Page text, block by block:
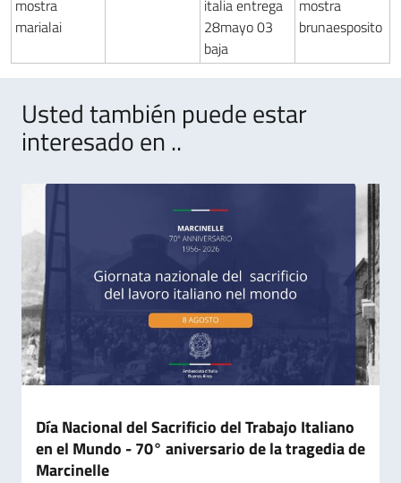
Usted también puede estar
interesado en ..
Día Nacional del Sacrificio del Trabajo Italiano
en el Mundo - 70° aniversario de la tragedia de
Marcinelle